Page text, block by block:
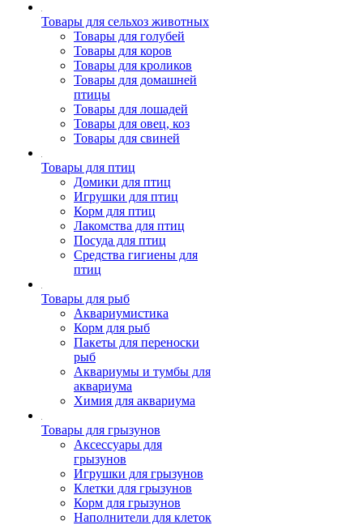
Товары для сельхоз животных
Товары для голубей
Товары для коров
Товары для кроликов
Товары для домашней
птицы
Товары для лошадей
Товары для овец, коз
Товары для свиней
Товары для птиц
Домики для птиц
Игрушки для птиц
Корм для птиц
Лакомства для птиц
Посуда для птиц
Средства гигиены для
птиц
Товары для рыб
Аквариумистика
Корм для рыб
Пакеты для переноски
рыб
Аквариумы и тумбы для
аквариума
Химия для аквариума
Товары для грызунов
Аксессуары для
грызунов
Игрушки для грызунов
Клетки для грызунов
Корм для грызунов
Наполнители для клеток